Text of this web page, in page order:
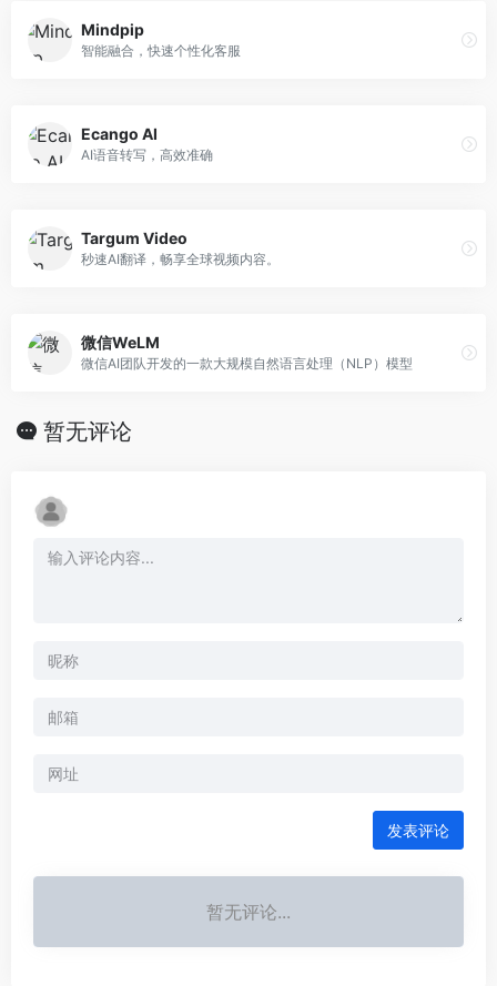
Mindpip
智能融合，快速个性化客服
Ecango AI
AI语音转写，高效准确
Targum Video
秒速AI翻译，畅享全球视频内容。
微信WeLM
微信AI团队开发的一款大规模自然语言处理（NLP）模型
暂无评论
发表评论
暂无评论...